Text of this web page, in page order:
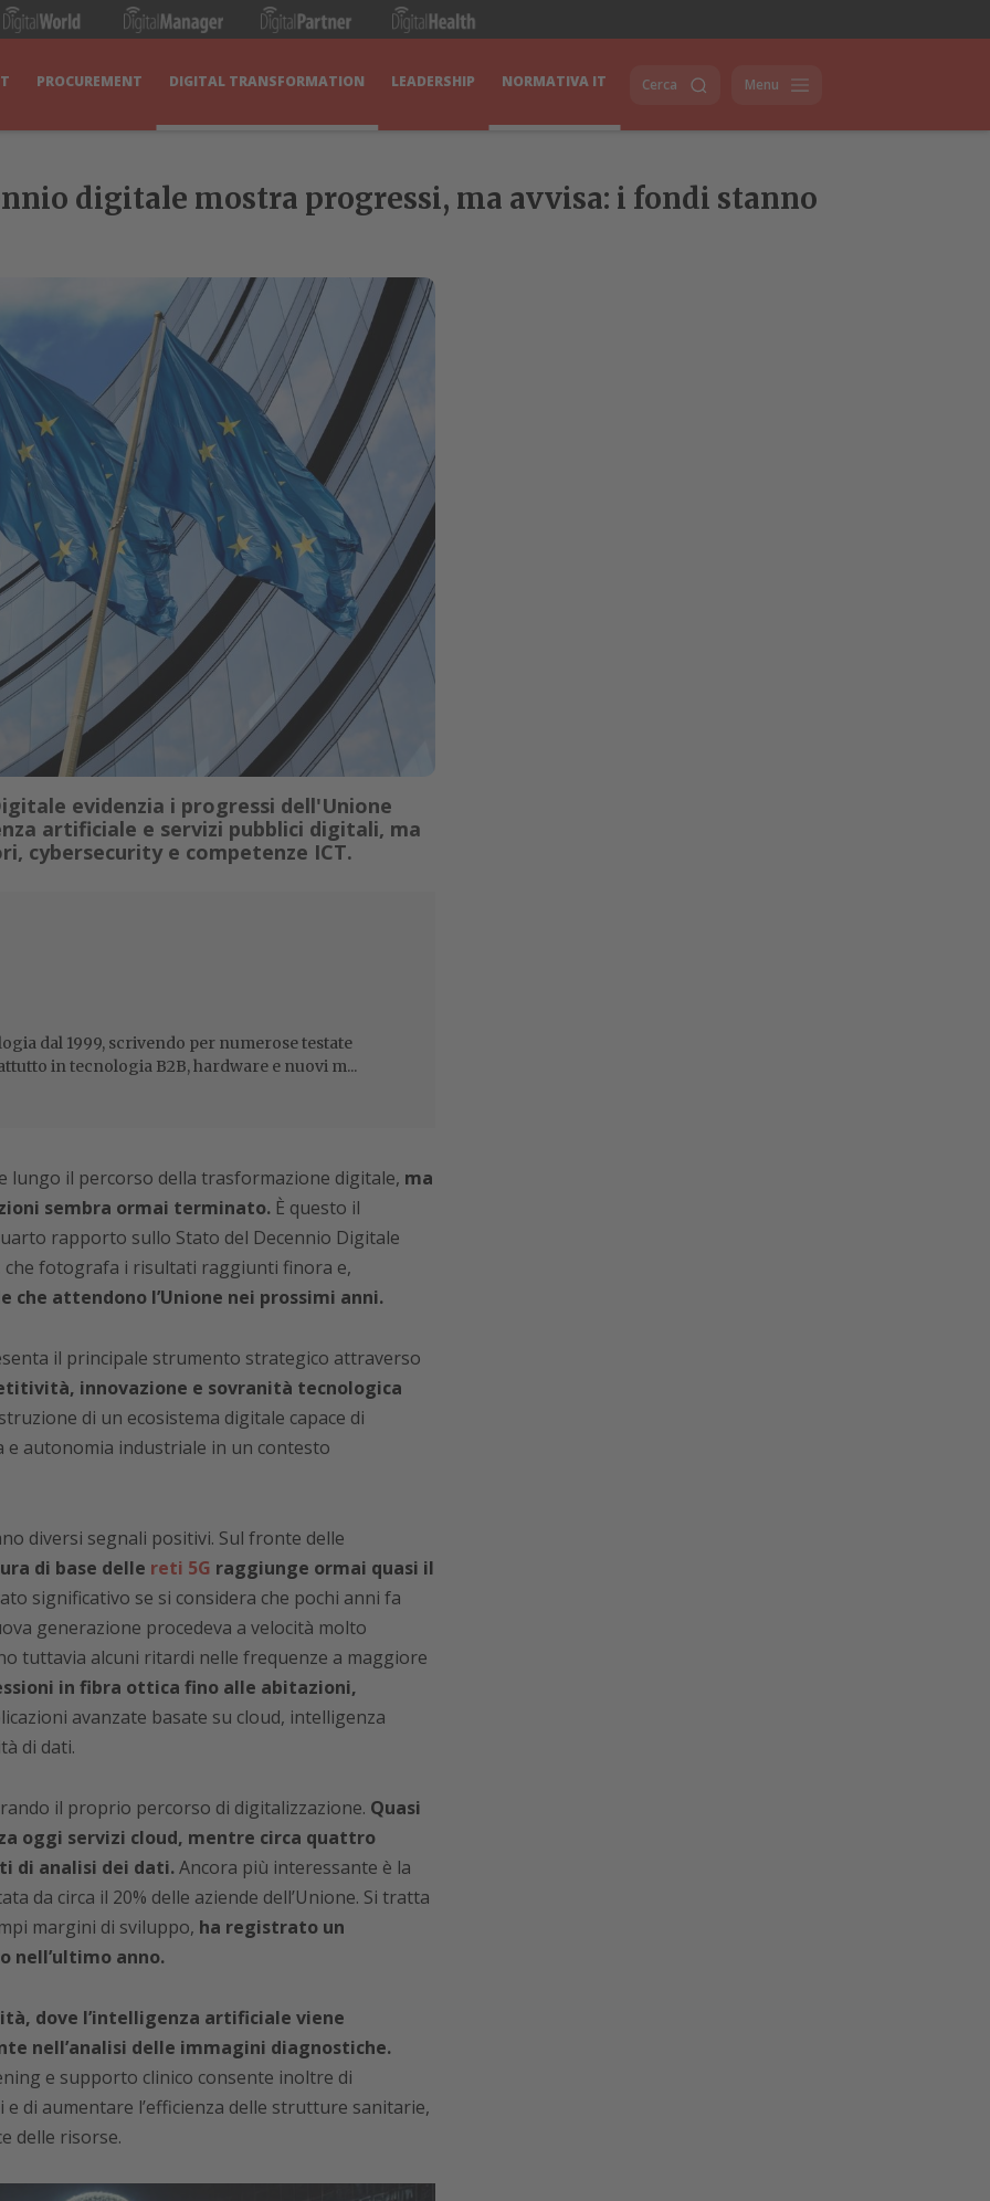
PROCUREMENT DIGITAL TRANSFORMATION LEADERSHIP NORMATIVA IT Cerca Menu
digitale mostra progressi, ma avvisa: i fondi stanno
evidenzia i progressi dell'Unione
artificiale e servizi pubblici digitali, ma
cybersecurity e competenze ICT.
dal 1999, scrivendo per numerose testate
in tecnologia B2B, hardware e nuovi m...
lungo il percorso della trasformazione digitale, ma
sembra ormai terminato.È questo il
rapporto sullo Stato del Decennio Digitale
che fotografa i risultati raggiunti finora e,
che attendono l’Unione nei prossimi anni.
il principale strumento strategico attraverso
innovazione e sovranità tecnologica
di un ecosistema digitale capace di
e autonomia industriale in un contesto
diversi segnali positivi. Sul fronte delle
di base delle reti 5G raggiunge ormai quasi il
significativo se si considera che pochi anni fa
generazione procedeva a velocità molto
tuttavia alcuni ritardi nelle frequenze a maggiore
in fibra ottica fino alle abitazioni,
avanzate basate su cloud, intelligenza
di dati.
il proprio percorso di digitalizzazione. Quasi
oggi servizi cloud, mentre circa quattro
di analisi dei dati.Ancora più interessante è la
da circa il 20% delle aziende dell’Unione. Si tratta
margini di sviluppo, ha registrato un
nell’ultimo anno.
dove l’intelligenza artificiale viene
nell’analisi delle immagini diagnostiche.
e supporto clinico consente inoltre di
di aumentare l’efficienza delle strutture sanitarie,
delle risorse.